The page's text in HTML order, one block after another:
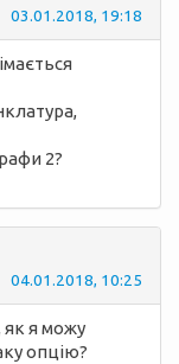
03.01.2018, 19:18
2?
04.01.2018, 10:25
як я можу
опцію?